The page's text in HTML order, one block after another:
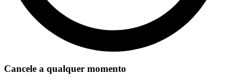
Cancele a qualquer momento